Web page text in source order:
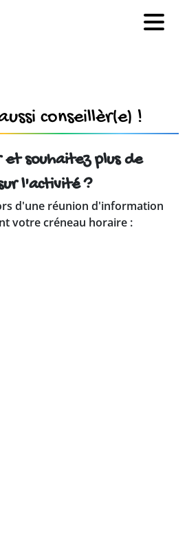
conseillèr(e) !
et souhaitez plus de
l'activité ?
d'une réunion d'information
votre créneau horaire :